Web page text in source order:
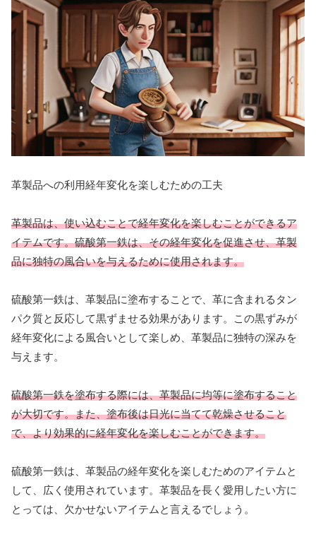
革製品への利用経年変化を楽しむための工夫
革製品は、使い込むことで経年変化を楽しむことができるア
イテムです。硫酸第一鉄は、その経年変化を促進させ、革製
品に独特の風合いを与えるために使用されます。
硫酸第一鉄は、革製品に塗布することで、革に含まれるタン
パク質と反応して黒ずませる効果があります。この黒ずみが
経年変化による風合いとして楽しめ、革製品に独特の深みを
与えます。
硫酸第一鉄を塗布する際には、革製品に均等に塗布すること
が大切です。また、塗布後は日光に当てて乾燥させること
で、より効果的に経年変化を楽しむことができます。
硫酸第一鉄は、革製品の経年変化を楽しむためのアイテムと
して、広く使用されています。革製品を長く愛用したい方に
とっては、欠かせないアイテムと言えるでしょう。